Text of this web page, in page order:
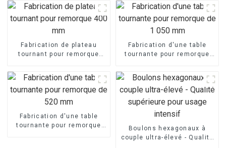
Fabrication de plateau
tournant pour remorque
Fabrication d'une table
tournante pour remorque
Fabrication d'une table
tournante pour remorque
Boulons hexagonaux à
couple ultra-élevé - Qualité